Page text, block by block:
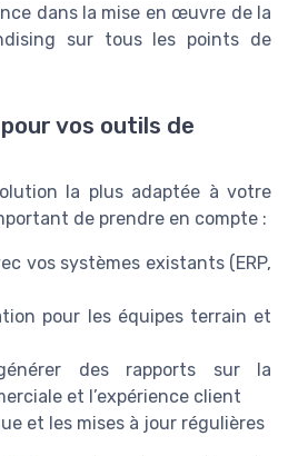
dans la mise en œuvre de la
sur tous les points de
vos outils de
la plus adaptée à votre
de prendre en compte :
vos systèmes existants (ERP,
pour les équipes terrain et
des rapports sur la
et l’expérience client
et les mises à jour régulières